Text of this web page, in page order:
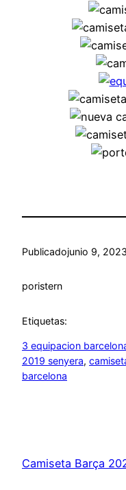
Publicadojunio 9, 2023
poristern
Etiquetas:
3 equipacion
2019 senyera,
barcelona
Camiseta Barça